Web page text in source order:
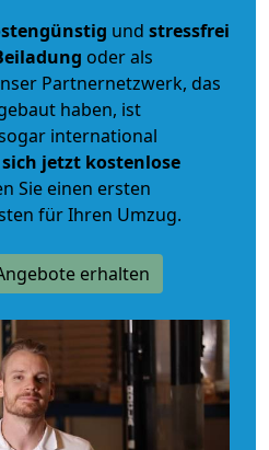
und stressfrei
oder als
Partnernetzwerk, das
haben, ist
international
sich jetzt kostenlose
Sie einen ersten
für Ihren Umzug.
erhalten